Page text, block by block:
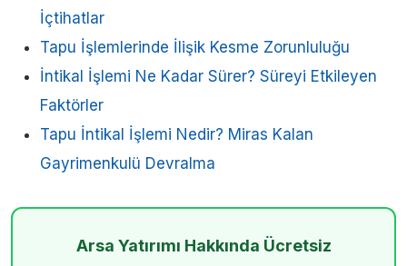
İçtihatlar
Tapu İşlemlerinde İlişik Kesme Zorunluluğu
İntikal İşlemi Ne Kadar Sürer? Süreyi Etkileyen
Faktörler
Tapu İntikal İşlemi Nedir? Miras Kalan
Gayrimenkulü Devralma
Arsa Yatırımı Hakkında Ücretsiz